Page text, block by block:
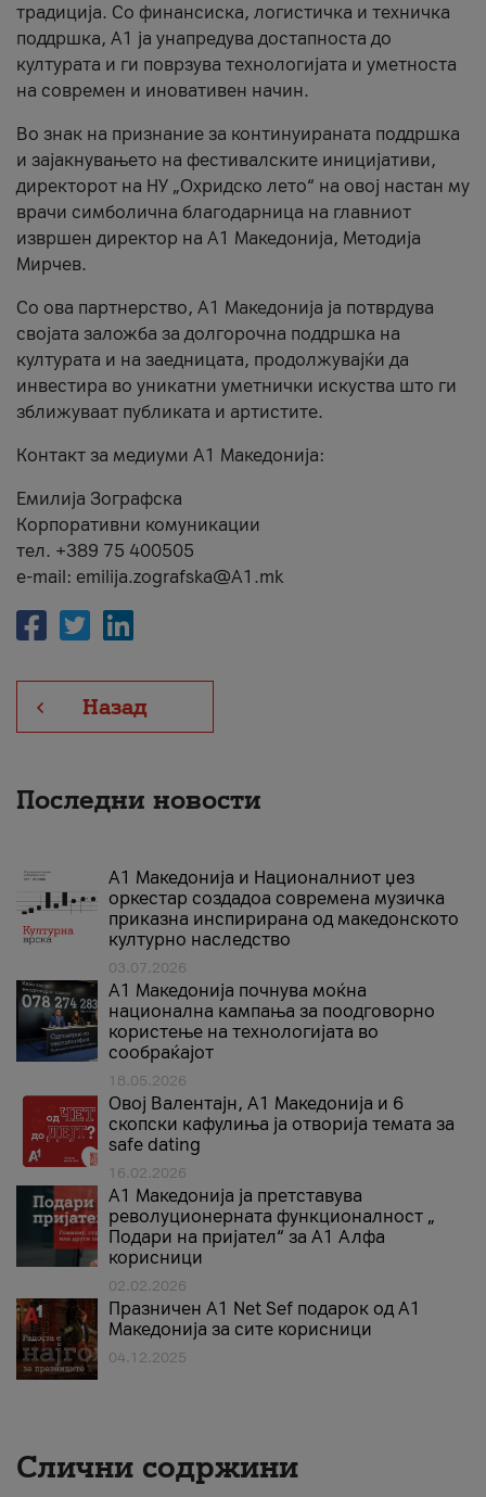
традиција. Со финансиска, логистичка и техничка
поддршка, A1 ја унапредува достапноста до
културата и ги поврзува технологијата и уметноста
на современ и иновативен начин.
Во знак на признание за континуираната поддршка
и зајакнувањето на фестивалските иницијативи,
директорот на НУ „Охридско лето“ на овој настан му
врачи симболична благодарница на главниот
извршен директор на A1 Македонија, Методија
Мирчев.
Со ова партнерство, A1 Македонија ја потврдува
својата заложба за долгорочна поддршка на
културата и на заедницата, продолжувајќи да
инвестира во уникатни уметнички искуства што ги
зближуваат публиката и артистите.
Контакт за медиуми А1 Македонија:
Емилија Зографска
Корпоративни комуникации
тел. +389 75 400505
e-mail: emilija.zografska@A1.mk
Назад
Последни новости
А1 Македонија и Националниот џез
оркестар создадоа современа музичка
приказна инспирирана од македонското
културно наследство
03.07.2026
A1 Македонија почнува моќна
национална кампања за поодговорно
користење на технологијата во
сообраќајот
18.05.2026
Овој Валентајн, A1 Македонија и 6
скопски кафулиња ја отворија темата за
safe dating
16.02.2026
А1 Македонија ја претставува
револуционерната функционалност „
Подари на пријател“ за А1 Алфа
корисници
02.02.2026
Празничен A1 Net Sеf подарок од А1
Македонија за сите корисници
04.12.2025
Слични содржини